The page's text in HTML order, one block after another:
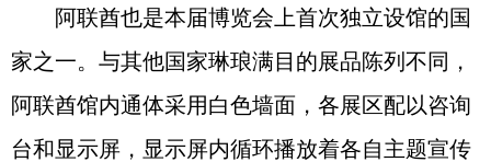
阿联酋也是本届博览会上首次独立设馆的国
家之一。与其他国家琳琅满目的展品陈列不同，
阿联酋馆内通体采用白色墙面，各展区配以咨询
台和显示屏，显示屏内循环播放着各自主题宣传